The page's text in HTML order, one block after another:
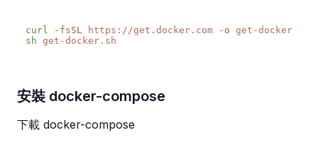
curl -fsSL https://get.docker.com -o
sh
安裝 docker-compose
下載 docker-compose